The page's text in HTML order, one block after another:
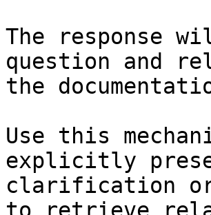
The response
question and
the
Use this
explicitly
clarification or